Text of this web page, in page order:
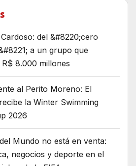
del &#8220;cero
a un grupo que
8.000 millones
al Perito Moreno: El
la Winter Swimming
2026
Mundo no está en venta:
negocios y deporte en el